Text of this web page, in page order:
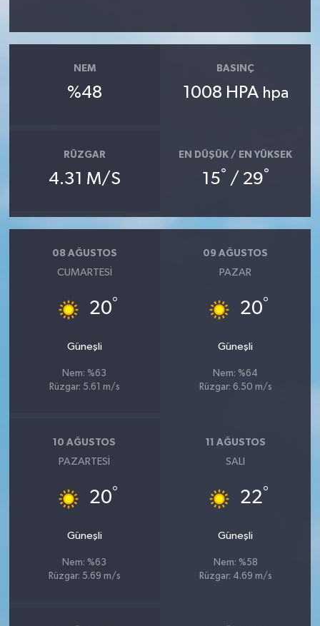
NEM
%48
BASINÇ
1008 HPA hpa
RÜZGAR
4.31 M/S
EN DÜŞÜK / EN YÜKSEK
15° / 29°
08 AĞUSTOS
CUMARTESI
20°
Güneşli
Nem: %63
Rüzgar: 5.61 m/s
09 AĞUSTOS
PAZAR
20°
Güneşli
Nem: %64
Rüzgar: 6.50 m/s
10 AĞUSTOS
PAZARTESI
20°
Güneşli
Nem: %63
Rüzgar: 5.69 m/s
11 AĞUSTOS
SALI
22°
Güneşli
Nem: %58
Rüzgar: 4.69 m/s